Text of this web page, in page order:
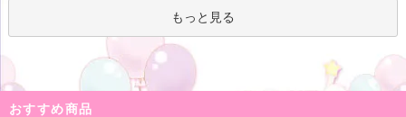
もっと見る
おすすめ商品